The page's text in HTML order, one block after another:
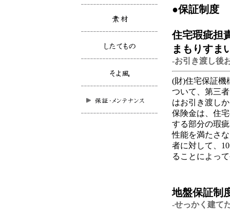
●保証制度
住宅瑕疵担
まもりすま
-お引き渡し後
(財)住宅保証機
ついて、第三
はお引き渡し
保険金は、住
する部分の瑕
性能を満たさ
者に対して、
ることによっ
地盤保証制
-せっかく建て